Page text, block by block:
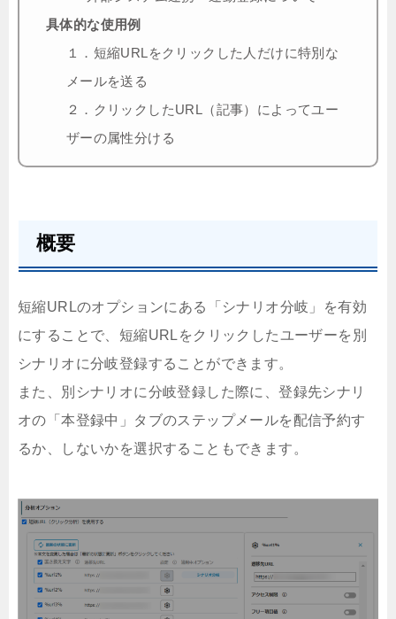
具体的な使用例
１．短縮URLをクリックした人だけに特別な
メールを送る
２．クリックしたURL（記事）によってユー
ザーの属性分ける
概要
短縮URLのオプションにある「シナリオ分岐」を有効
にすることで、短縮URLをクリックしたユーザーを別
シナリオに分岐登録することができます。
また、別シナリオに分岐登録した際に、登録先シナリ
オの「本登録中」タブのステップメールを配信予約す
るか、しないかを選択することもできます。